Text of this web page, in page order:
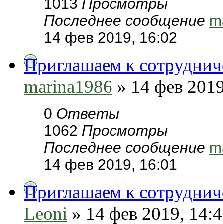
1013 Просмотры
Последнее сообщение
14 фев 2019, 16:02
Приглашаем к
marina1986 » 14 фев
0 Ответы
1062 Просмотры
Последнее сообщение
14 фев 2019, 16:01
Приглашаем к
Leoni » 14 фев 2019,